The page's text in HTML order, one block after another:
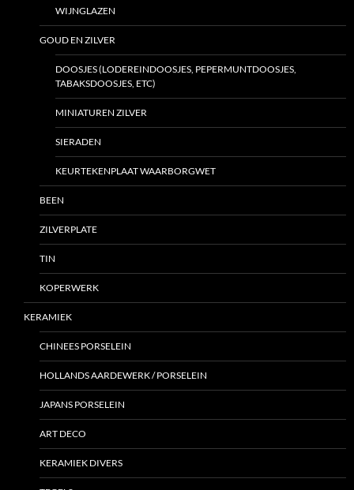
WIJNGLAZEN
GOUD EN ZILVER
DOOSJES (LODEREINDOOSJES, PEPERMUNTDOOSJES,
TABAKSDOOSJES, ETC)
MINIATUREN ZILVER
SIERADEN
KEURTEKENPLAAT WAARBORGWET
BEEN
ZILVERPLATE
TIN
KOPERWERK
KERAMIEK
CHINEES PORSELEIN
HOLLANDS AARDEWERK / PORSELEIN
JAPANS PORSELEIN
ART DECO
KERAMIEK DIVERS